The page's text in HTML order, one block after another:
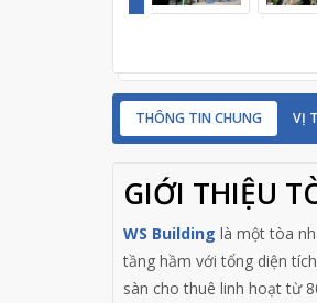
THÔNG TIN CHUNG VỊ
GIỚI THIỆU
WS Building là một tòa
tầng hầm với tổng diện
sàn cho thuê linh hoạt từ